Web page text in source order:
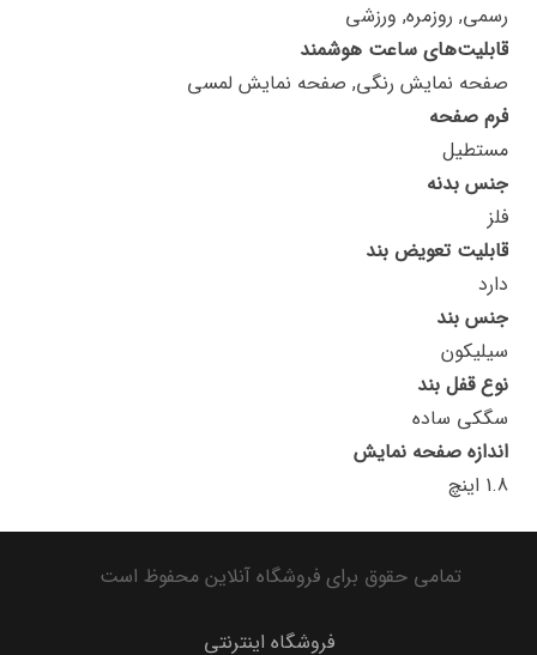
رسمی, روزمره, ورزشی
قابلیت‌های ساعت هوشمند
صفحه نمایش رنگی, صفحه نمایش لمسی
فرم صفحه
مستطیل
جنس بدنه
فلز
قابلیت تعویض بند
دارد
جنس بند
سیلیکون
نوع قفل بند
سگکی ساده
اندازه صفحه نمایش
1.8 اینچ
تمامی حقوق برای فروشگاه آنلاین محفوظ است
فروشگاه اینترنتی